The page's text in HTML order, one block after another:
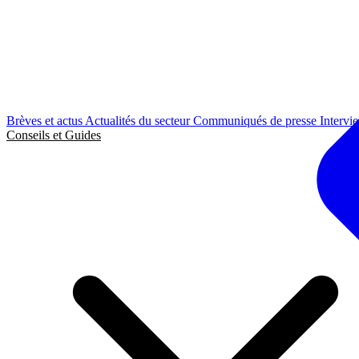
Brèves et actus Actualités du secteurCommuniqués de presse
Conseils et Guides